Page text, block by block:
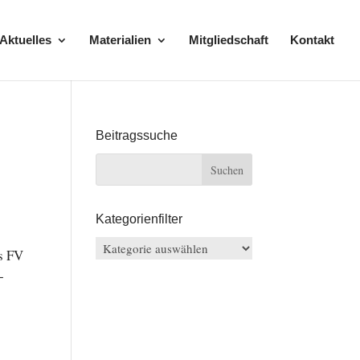
Aktuelles Materialien Mitgliedschaft Kontakt
FV
Beitragssuche
Kategorienfilter
Kategorienfilter